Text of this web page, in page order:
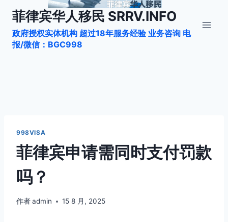
菲律宾华人移民 SRRV.INFO
政府授权实体机构 超过18年服务经验 业务咨询 电
报/微信：BGC998
998VISA
菲律宾申请需同时支付罚款
吗？
作者admin 15 8 月, 2025